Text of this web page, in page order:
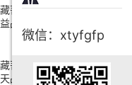
菩萨本愿
品第十二
菩萨本愿
品第十三
微信：xtyfgfp